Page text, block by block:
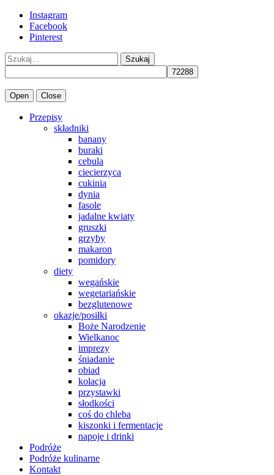
Instagram
Facebook
Pinterest
Szukaj
Open Close
Przepisy
składniki
banany
buraki
cebula
ciecierzyca
cukinia
dynia
fasole
jadalne kwiaty
gruszki
grzyby
makaron
pomidory
diety
wegańskie
wegetariańskie
bezglutenowe
okazje/posiłki
Boże Narodzenie
Wielkanoc
imprezy
śniadanie
obiad
kolacja
przystawki
słodkości
coś do chleba
kiszonki i fermentacje
napoje i drinki
Podróże
Podróże kulinarne
Kontakt